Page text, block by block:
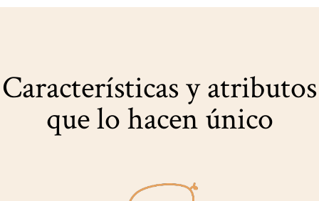
Características y atributos
que lo hacen único